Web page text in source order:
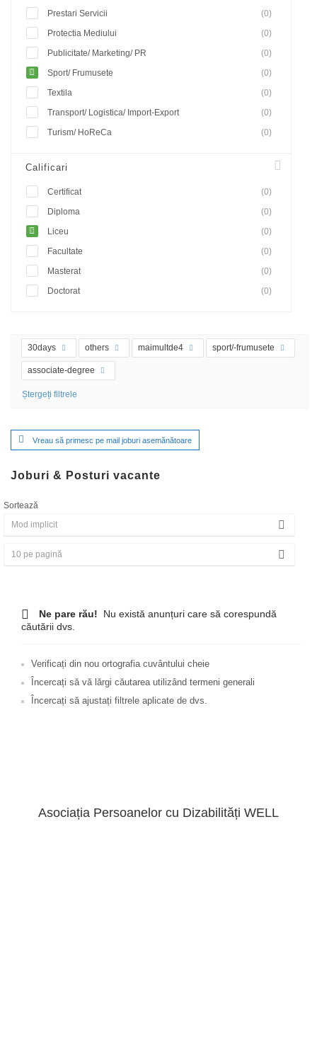
Prestari Servicii
(0)
Protectia Mediului
(0)
Publicitate/ Marketing/ PR
(0)
Sport/ Frumusete
(0)
Textila
(0)
Transport/ Logistica/ Import-Export
(0)
Turism/ HoReCa
(0)
Calificari
Certificat
(0)
Diploma
(0)
Liceu
(0)
Facultate
(0)
Masterat
(0)
Doctorat
(0)
30days others maimultde4 sport/-frumusete
associate-degree
Ștergeți filtrele
Vreau să primesc pe mail joburi asemănătoare
Joburi & Posturi vacante
Sortează
Ne pare rău! Nu există anunțuri care să corespundă
căutării dvs.
Verificați din nou ortografia cuvântului cheie
Încercați să vă lărgi căutarea utilizând termeni generali
Încercați să ajustați filtrele aplicate de dvs.
Asociația Persoanelor cu Dizabilități WELL